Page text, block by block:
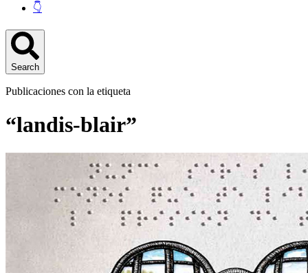
👇
Search
Publicaciones con la etiqueta
“landis-blair”